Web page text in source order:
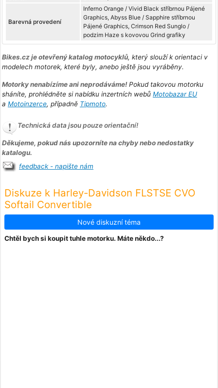
Barevná provedení
Inferno Orange / Vivid Black stříbrnou Pájené
Graphics, Abyss Blue / Sapphire stříbrnou
Pájené Graphics, Crimson Red Sunglo /
podzim Haze s kovovou Grind grafiky
Bikes.cz je otevřený katalog motocyklů, který slouží k orientaci v
modelech motorek, které byly, anebo ještě jsou vyráběny.
Motorky nenabízíme ani neprodáváme!Pokud takovou motorku
sháníte, prohlédněte si nabídku inzertních webů Motobazar EU
a Motoinzerce, případně Tipmoto.
Technická data jsou pouze orientační!
Děkujeme, pokud nás upozorníte na chyby nebo nedostatky
katalogu.
feedback - napište nám
Diskuze k Harley-Davidson FLSTSE CVO
Softail Convertible
Nové diskuzní téma
Chtěl bych si koupit tuhle motorku. Máte někdo...?